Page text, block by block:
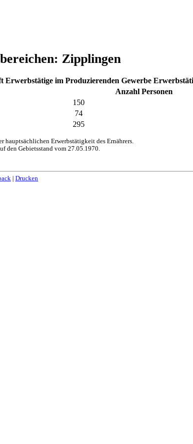
Zipplingen
Erwerbstätige im Produzierenden Gewerbe
Anzahl Personen
150
74
295
hauptsächlichen Erwerbstätigkeit des Ernährers.
den Gebietsstand vom 27.05.1970.
Drucken